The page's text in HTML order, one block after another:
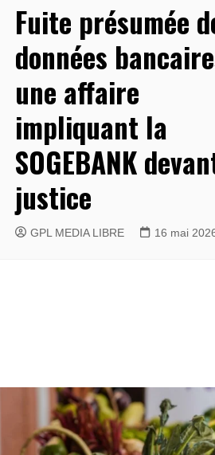
Fuite présumée
données
une affaire
impliquant la
SOGEBANK
justice
GPL MEDIA LIBRE 16 mai